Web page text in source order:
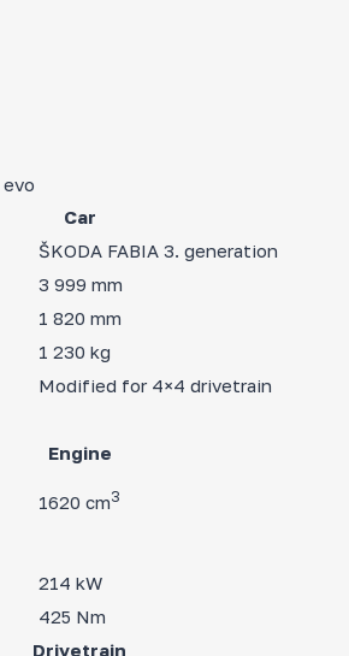
evo
Car
ŠKODA FABIA 3. generation
3 999 mm
1 820 mm
1 230 kg
Modified for 4×4 drivetrain
Engine
1620 cm3
214 kW
425 Nm
Drivetrain